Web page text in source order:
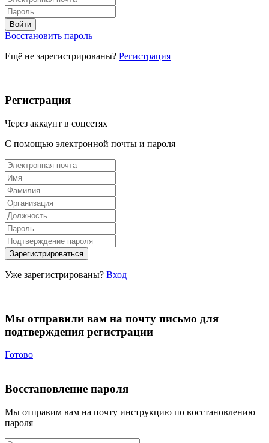
Восстановить пароль
Ещё не зарегистрированы? Регистрация
Регистрация
Через аккаунт в соцсетях
С помощью электронной почты и пароля
Уже зарегистрированы? Вход
Мы отправили вам на почту письмо для
подтверждения регистрации
Готово
Восстановление пароля
Мы отправим вам на почту инструкцию по восстановлению
пароля